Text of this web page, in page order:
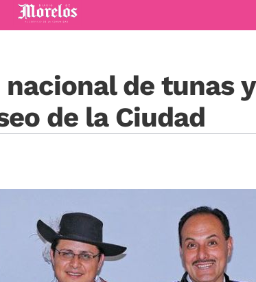
Diario de Morelos
de tunas y
de la Ciudad